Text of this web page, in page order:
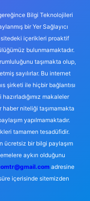
Bilgi Teknolojileri
bir Yer Sağlayıcı
içerikleri proaktif
bulunmamaktadır.
taşımakta olup,
sayılırlar. Bu internet
şirketi ile hiçbir bağlantısı
makaleler
haber niteliği taşımamakta
yapılmamaktadır.
tamamen tesadüfidir.
ücretsiz bir bilgi paylaşım
aykırı olduğunu
adresine
içerisinde sitemizden